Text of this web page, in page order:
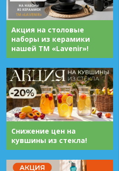
Акция на столовые
наборы из керамики
нашей ТМ «Lavenir»!
Снижение цен на
кувшины из стекла!